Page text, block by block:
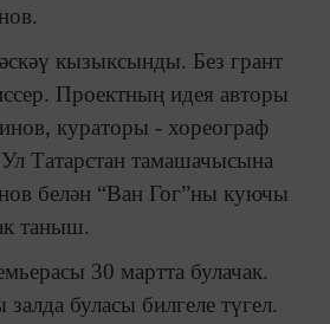
кызыксынды. Без грант
Проектның идея авторы
кураторы - хореограф
Татарстан тамашачысына
белән “Ван Гог”ны куючы
таныш.
30 мартта булачак.
буласы билгеле түгел.